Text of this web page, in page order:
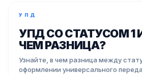
УПД
УПД СО СТАТУСОМ 1
ЧЕМ РАЗНИЦА?
Узнайте, в чем разница между
оформлении универсального